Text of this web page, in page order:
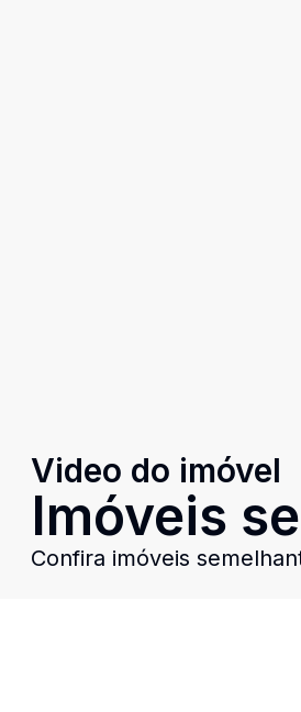
Video do imóvel
Imóveis
Confira imóveis